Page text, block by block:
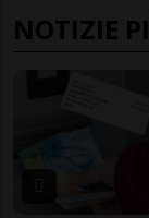
NOTIZIE